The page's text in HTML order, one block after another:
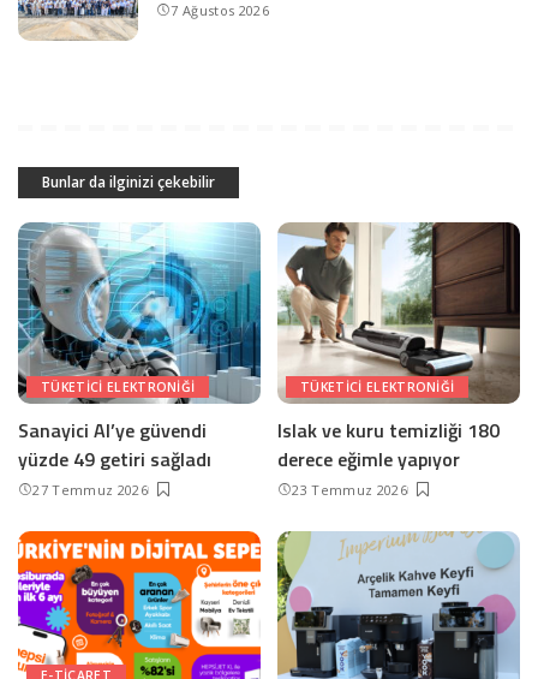
7 Ağustos 2026
Bunlar da ilginizi çekebilir
TÜKETICI ELEKTRONIĞI
Sanayici AI’ye güvendi
yüzde 49 getiri sağladı
27 Temmuz 2026
TÜKETICI ELEKTRONIĞI
Islak ve kuru temizliği 180
derece eğimle yapıyor
23 Temmuz 2026
E-TICARET